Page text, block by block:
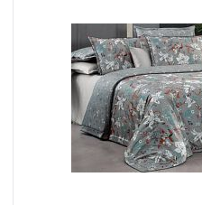
Купить в 1 клик
В избранное